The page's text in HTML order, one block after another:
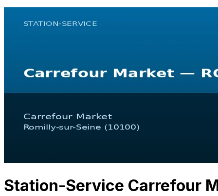
Station-Service Carrefour